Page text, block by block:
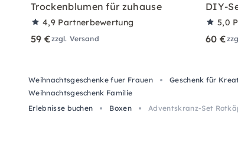
Trockenblumen für zuhause
4,9 Partnerbewertung
59 €zzgl. Versand
DIY-
5,0
60 €
Weihnachtsgeschenke fuer Frauen Geschenk für
Weihnachtsgeschenk Familie
Erlebnisse buchen
Boxen Adventskranz-Set